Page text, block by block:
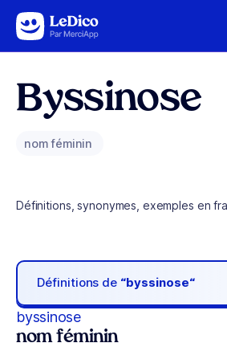
Aller au contenu
Byssinose
nom féminin
Définitions, synonymes, exemples en
Définitions de “byssinose“
byssinose
nom féminin